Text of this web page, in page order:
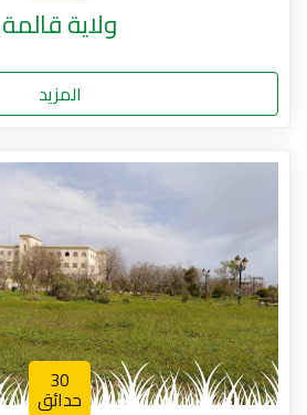
ولاية قالمة
المزيد
30
حدائق